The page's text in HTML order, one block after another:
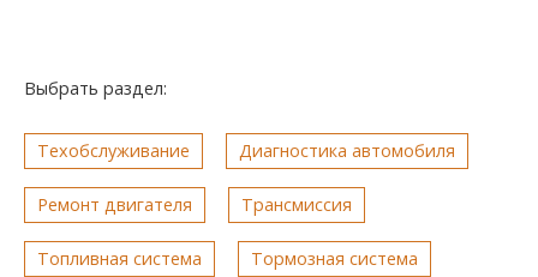
Выбрать раздел:
Техобслуживание Диагностика автомобиля
Ремонт двигателя Трансмиссия
Топливная система Тормозная система